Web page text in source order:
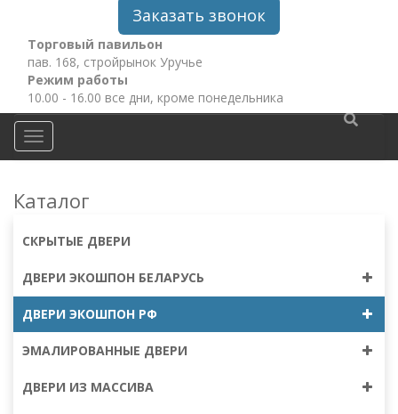
Заказать звонок
Торговый павильон
пав. 168, стройрынок Уручье
Режим работы
10.00 - 16.00 все дни, кроме понедельника
МЕНЮ
Каталог
СКРЫТЫЕ ДВЕРИ
ДВЕРИ ЭКОШПОН БЕЛАРУСЬ
ДВЕРИ ЭКОШПОН РФ
ЭМАЛИРОВАННЫЕ ДВЕРИ
ДВЕРИ ИЗ МАССИВА